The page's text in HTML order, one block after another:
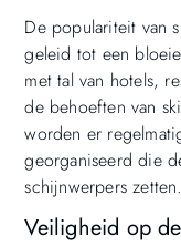
De populariteit van
geleid tot een
met tal van hotels,
de behoeften van
worden er
georganiseerd die
schijnwerpers zetten.
Veiligheid op